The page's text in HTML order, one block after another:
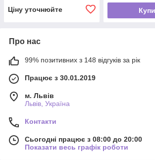
Ціну уточнюйте
Про нас
99% позитивних з 148 відгуків за рік
Працює з 30.01.2019
м. Львів
Львів, Україна
Контакти
Сьогодні працює з 08:00 до 20:00
Показати весь графік роботи